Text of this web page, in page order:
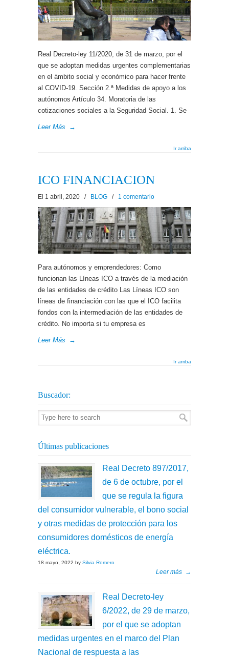
Real Decreto-ley 11/2020, de 31 de marzo, por el
que se adoptan medidas urgentes complementarias
en el ámbito social y económico para hacer frente
al COVID-19. Sección 2.ª Medidas de apoyo a los
autónomos Artículo 34. Moratoria de las
cotizaciones sociales a la Seguridad Social. 1. Se
Leer Más →
Ir arriba
ICO FINANCIACION
El 1 abril, 2020 / BLOG / 1 comentario
Para autónomos y emprendedores: Como
funcionan las Líneas ICO a través de la mediación
de las entidades de crédito Las Líneas ICO son
líneas de financiación con las que el ICO facilita
fondos con la intermediación de las entidades de
crédito. No importa si tu empresa es
Leer Más →
Ir arriba
Buscador:
Últimas publicaciones
Real Decreto 897/2017,
de 6 de octubre, por el
que se regula la figura
del consumidor vulnerable, el bono social
y otras medidas de protección para los
consumidores domésticos de energía
eléctrica.
18 mayo, 2022 by Silvia Romero
Leer más →
Real Decreto-ley
6/2022, de 29 de marzo,
por el que se adoptan
medidas urgentes en el marco del Plan
Nacional de respuesta a las